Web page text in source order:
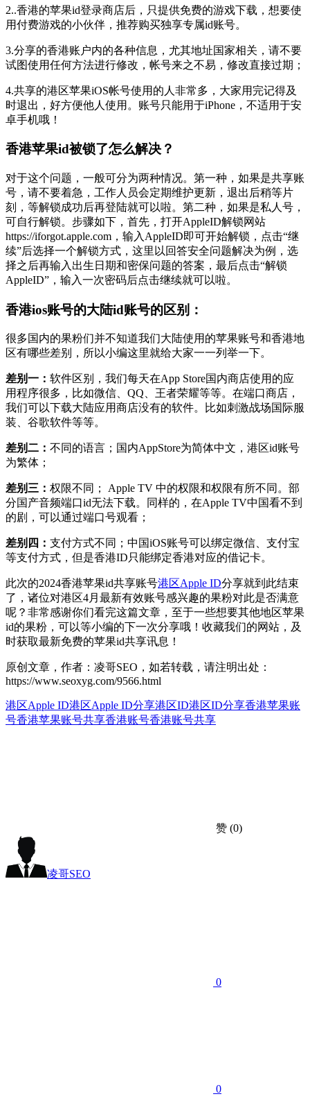
2..香港的苹果id登录商店后，只提供免费的游戏下载，想要使
用付费游戏的小伙伴，推荐购买独享专属id账号。
3.分享的香港账户内的各种信息，尤其地址国家相关，请不要
试图使用任何方法进行修改，帐号来之不易，修改直接过期；
4.共享的港区苹果iOS帐号使用的人非常多，大家用完记得及
时退出，好方便他人使用。账号只能用于iPhone，不适用于安
卓手机哦！
香港苹果id被锁了怎么解决？
对于这个问题，一般可分为两种情况。第一种，如果是共享账
号，请不要着急，工作人员会定期维护更新，退出后稍等片
刻，等解锁成功后再登陆就可以啦。第二种，如果是私人号，
可自行解锁。步骤如下，首先，打开AppleID解锁网站
https://iforgot.apple.com，输入AppleID即可开始解锁，点击“继
续”后选择一个解锁方式，这里以回答安全问题解决为例，选
择之后再输入出生日期和密保问题的答案，最后点击“解锁
AppleID”，输入一次密码后点击继续就可以啦。
香港ios账号的大陆id账号的区别：
很多国内的果粉们并不知道我们大陆使用的苹果账号和香港地
区有哪些差别，所以小编这里就给大家一一列举一下。
差别一： 软件区别，我们每天在App Store国内商店使用的应
用程序很多，比如微信、QQ、王者荣耀等等。在端口商店，
我们可以下载大陆应用商店没有的软件。比如刺激战场国际服
装、谷歌软件等等。
差别二： 不同的语言；国内AppStore为简体中文，港区id账号
为繁体；
差别三： 权限不同； Apple TV 中的权限和权限有所不同。部
分国产音频端口id无法下载。同样的，在Apple TV中国看不到
的剧，可以通过端口号观看；
差别四： 支付方式不同；中国iOS账号可以绑定微信、支付宝
等支付方式，但是香港ID只能绑定香港对应的借记卡。
此次的2024香港苹果id共享账号港区Apple ID分享就到此结束
了，诸位对港区4月最新有效账号感兴趣的果粉对此是否满意
呢？非常感谢你们看完这篇文章，至于一些想要其他地区苹果
id的果粉，可以等小编的下一次分享哦！收藏我们的网站，及
时获取最新免费的苹果id共享讯息！
原创文章，作者：凌哥SEO，如若转载，请注明出处：
https://www.seoxyg.com/9566.html
港区Apple ID港区Apple ID分享港区ID港区ID分享香港苹果账
号香港苹果账号共享香港账号香港账号共享
赞 (0)
凌哥SEO
0
0